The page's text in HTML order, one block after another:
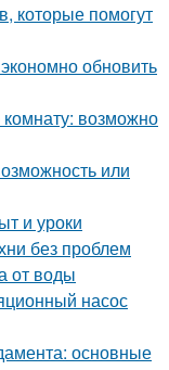
которые помогут
обновить
возможно
или
и уроки
без проблем
от воды
насос
основные